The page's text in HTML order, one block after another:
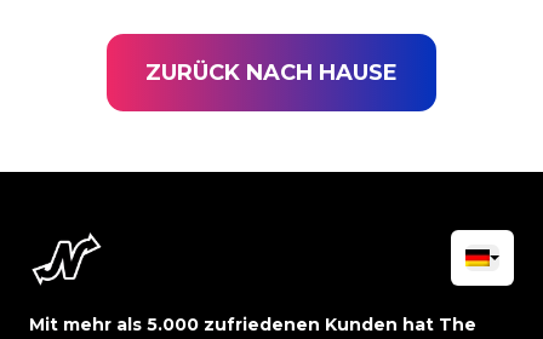
ZURÜCK NACH HAUSE
Mit mehr als 5.000 zufriedenen Kunden hat The